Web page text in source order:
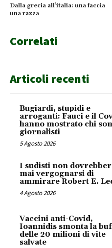
Dalla grecia all’italia: una faccia
una razza
Correlati
Articoli recenti
Bugiardi, stupidi e
arroganti: Fauci e il
hanno mostrato chi
giornalisti
5 Agosto 2026
I sudisti non
mai vergognarsi di
ammirare Robert E.
4 Agosto 2026
Vaccini anti-Covid,
Ioannidis smonta la
delle 20 milioni di vite
salvate